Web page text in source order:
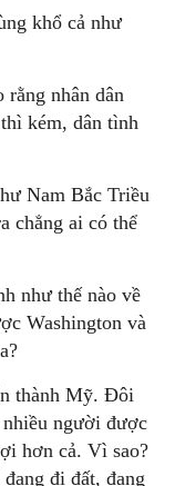
khổ cả như
nhân dân
kém, dân tình
Nam Bắc Triều
chẳng ai có thể
như thế nào về
Washington và
thành Mỹ. Đôi
người được
hơn cả. Vì sao?
đi đất, đang